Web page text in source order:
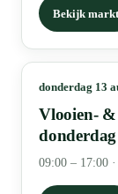
Bekijk markt
donderdag 13
Vlooien-
09:00 – 17:00 ·